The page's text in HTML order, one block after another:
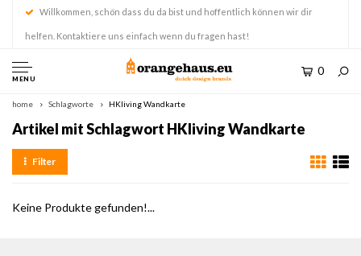
Willkommen, schön dass du da bist und hoffentlich können wir dir
helfen. Kontaktiere uns einfach wenn du fragen hast!
MENU
0
home Schlagworte HKliving Wandkarte
Artikel mit Schlagwort HKliving Wandkarte
Filter
Keine Produkte gefunden!...